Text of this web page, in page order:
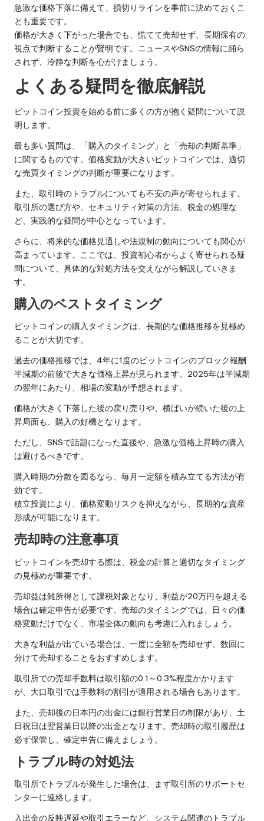
急激な価格下落に備えて、損切りラインを事前に決めておくこ
とも重要です。
価格が大きく下がった場合でも、慌てて売却せず、長期保有の
視点で判断することが賢明です。ニュースやSNSの情報に踊ら
されず、冷静な判断を心がけましょう。
よくある疑問を徹底解説
ビットコイン投資を始める前に多くの方が抱く疑問について説
明します。
最も多い質問は、「購入のタイミング」と「売却の判断基準」
に関するものです。価格変動が大きいビットコインでは、適切
な売買タイミングの判断が重要になります。
また、取引時のトラブルについても不安の声が寄せられます。
取引所の選び方や、セキュリティ対策の方法、税金の処理な
ど、実践的な疑問が中心となっています。
さらに、将来的な価格見通しや法規制の動向についても関心が
高まっています。ここでは、投資初心者からよく寄せられる疑
問について、具体的な対処方法を交えながら解説していきま
す。
購入のベストタイミング
ビットコインの購入タイミングは、長期的な価格推移を見極め
ることが大切です。
過去の価格推移では、4年に1度のビットコインのブロック報酬
半減期の前後で大きな価格上昇が見られます。2025年は半減期
の翌年にあたり、相場の変動が予想されます。
価格が大きく下落した後の戻り売りや、横ばいが続いた後の上
昇局面も、購入の好機となります。
ただし、SNSで話題になった直後や、急激な価格上昇時の購入
は避けるべきです。
購入時期の分散を図るなら、毎月一定額を積み立てる方法が有
効です。
積立投資により、価格変動リスクを抑えながら、長期的な資産
形成が可能になります。
売却時の注意事項
ビットコインを売却する際は、税金の計算と適切なタイミング
の見極めが重要です。
売却益は雑所得として課税対象となり、利益が20万円を超える
場合は確定申告が必要です。売却のタイミングでは、日々の価
格変動だけでなく、市場全体の動向も考慮に入れましょう。
大きな利益が出ている場合は、一度に全額を売却せず、数回に
分けて売却することをおすすめします。
取引所での売却手数料は取引額の0.1～0.3%程度かかります
が、大口取引では手数料の割引が適用される場合もあります。
また、売却後の日本円の出金には銀行営業日の制限があり、土
日祝日は翌営業日以降の出金となります。売却時の取引履歴は
必ず保管し、確定申告に備えましょう。
トラブル時の対処法
取引所でトラブルが発生した場合は、まず取引所のサポートセ
ンターに連絡します。
入出金の反映遅延や取引エラーなど、システム関連のトラブル